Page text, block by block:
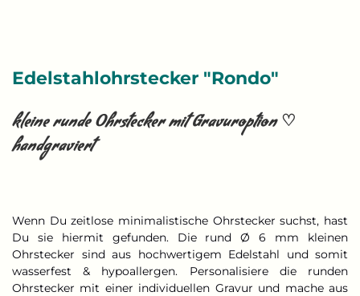
Edelstahlohrstecker "Rondo"
kleine runde Ohrstecker mit Gravuroption ♡
handgraviert
Wenn Du zeitlose minimalistische Ohrstecker suchst, hast
Du sie hiermit gefunden. Die rund Ø 6 mm kleinen
Ohrstecker sind aus hochwertigem Edelstahl und somit
wasserfest & hypoallergen. Personalisiere die runden
Ohrstecker mit einer individuellen Gravur und mache aus